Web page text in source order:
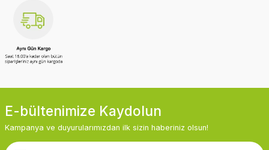
E-bültenimize Kaydolun
Kampanya ve duyurularımızdan ilk sizin haberiniz olsun!